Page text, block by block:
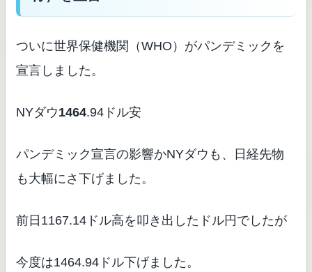
ついに世界保健機関（WHO）がパンデミックを
宣言しました。
NYダウ1464.94ドル安
パンデミック宣言の影響かNYダウも、日経先物
も大幅にさ下げました。
前日1167.14ドル高を叩き出したドル円でしたが
今度は1464.94ドル下げました。